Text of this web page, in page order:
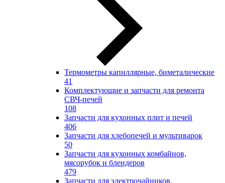
Термометры капиллярные, биметалические
41
Комплектующие и запчасти для ремонта
СВЧ-печей
108
Запчасти для кухонных плит и печей
406
Запчасти для хлебопечей и мультиварок
50
Запчасти для кухонных комбайнов,
мясорубок и блендеров
479
Запчасти для электрочайников,